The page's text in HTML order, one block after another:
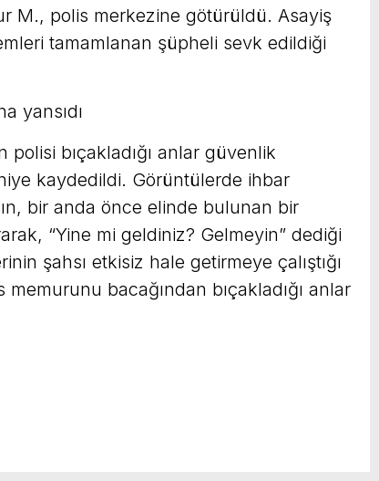
M., polis merkezine götürüldü. Asayiş
tamamlanan şüpheli sevk edildiği
yansıdı
polisi bıçakladığı anlar güvenlik
kaydedildi. Görüntülerde ihbar
bir anda önce elinde bulunan bir
“Yine mi geldiniz? Gelmeyin” dediği
şahsı etkisiz hale getirmeye çalıştığı
bacağından bıçakladığı anlar